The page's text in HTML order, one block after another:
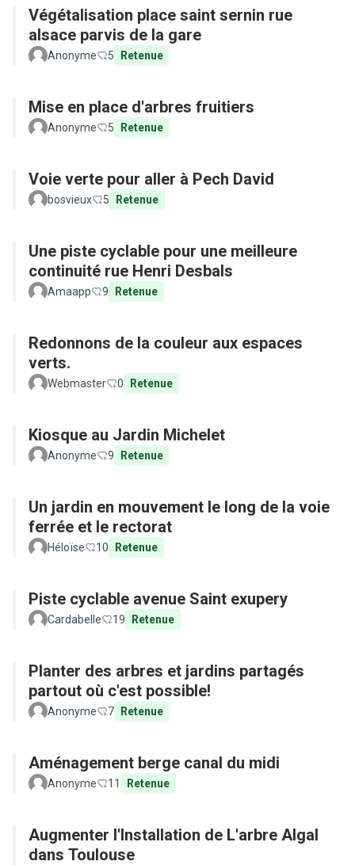
Végétalisation place saint sernin rue
alsace parvis de la gare
Anonyme 5 Retenue
Mise en place d'arbres fruitiers
Anonyme 5 Retenue
Voie verte pour aller à Pech David
bosvieux 5 Retenue
Une piste cyclable pour une meilleure
continuité rue Henri Desbals
Amaapp 9 Retenue
Redonnons de la couleur aux espaces
verts.
Webmaster 0 Retenue
Kiosque au Jardin Michelet
Anonyme 9 Retenue
Un jardin en mouvement le long de la voie
ferrée et le rectorat
Héloïse 10 Retenue
Piste cyclable avenue Saint exupery
Cardabelle 19 Retenue
Planter des arbres et jardins partagés
partout où c'est possible!
Anonyme 7 Retenue
Aménagement berge canal du midi
Anonyme 11 Retenue
Augmenter l'Installation de L'arbre Algal
dans Toulouse